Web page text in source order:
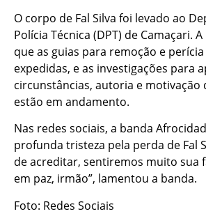
O corpo de Fal Silva foi levado ao
Polícia Técnica (DPT) de Camaçari.
que as guias para remoção e
expedidas, e as investigações para
circunstâncias, autoria e motivação
estão em andamento.
Nas redes sociais, a banda
profunda tristeza pela perda de Fal
de acreditar, sentiremos muito sua
em paz, irmão”, lamentou a banda.
Foto: Redes Sociais